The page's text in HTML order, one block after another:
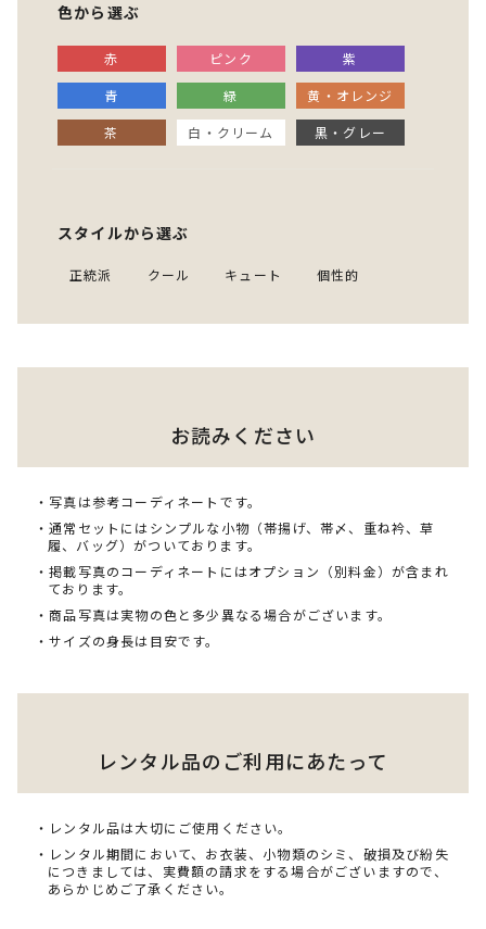
色から選ぶ
赤 ピンク
紫
青
緑
黄・オレンジ
茶
白・クリーム 黒・グレー
スタイルから選ぶ
正統派 クール キュート 個性的
お読みください
・写真は参考コーディネートです。
・通常セットにはシンプルな小物（帯揚げ、帯〆、重ね衿、草
履、バッグ）がついております。
・掲載写真のコーディネートにはオプション（別料金）が含まれ
ております。
・商品写真は実物の色と多少異なる場合がございます。
・サイズの身長は目安です。
レンタル品のご利用にあたって
・レンタル品は大切にご使用ください。
・レンタル期間において、お衣装、小物類のシミ、破損及び紛失
につきましては、実費額の請求をする場合がございますので、
あらかじめご了承ください。